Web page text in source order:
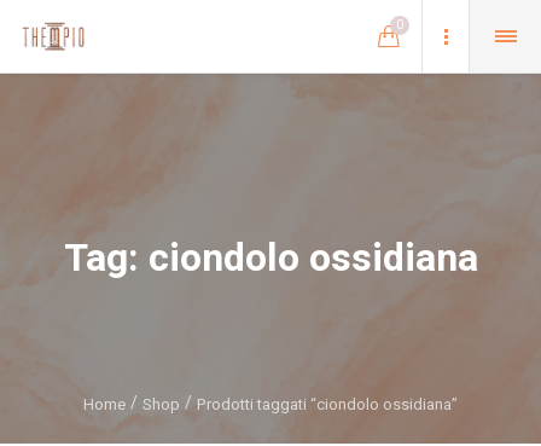
0
Tag: ciondolo ossidiana
Home Shop Prodotti taggati “ciondolo ossidiana”